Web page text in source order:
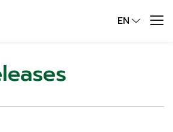
EN